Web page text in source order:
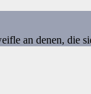
an denen, die